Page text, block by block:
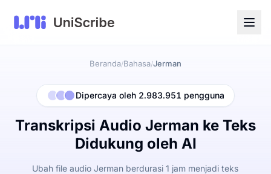
Beranda/Bahasa/Jerman
Dipercaya oleh 2.983.951 pengguna
Transkripsi Audio Jerman ke Teks
Didukung oleh AI
Ubah file audio Jerman berdurasi 1 jam menjadi teks